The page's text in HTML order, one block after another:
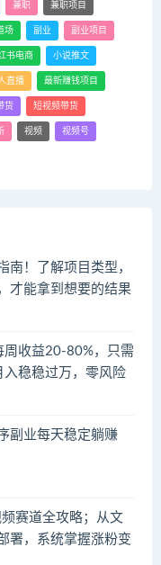
兼职 兼职项目
场 副业 副业项目
书电商 小说推文
直播 最新赚钱项目
货 短视频带货
视频 视频号
南！了解项目类型，
才能拿到想要的结果
周收益20-80%，只需
稳稳过万，零风险
副业每天稳定躺赚
赛道全攻略；从文
署，系统掌握涨粉变